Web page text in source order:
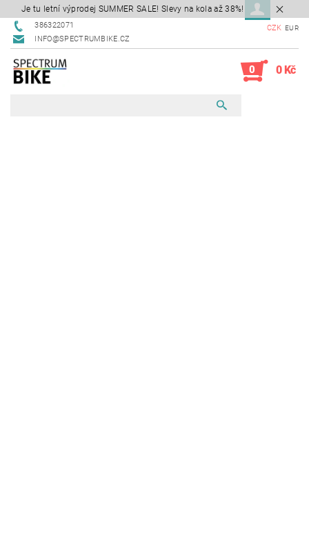
Je tu letní výprodej SUMMER SALE! Slevy na kola až 38%!
386322071
INFO@SPECTRUMBIKE.CZ
CZK EUR
0 0 Kč